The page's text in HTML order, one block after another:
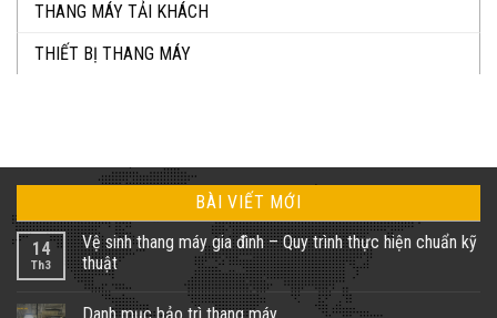
THANG MÁY TẢI KHÁCH
THIẾT BỊ THANG MÁY
BÀI VIẾT MỚI
14
Th3
Vệ sinh thang máy gia đình – Quy trình thực hiện chuẩn kỹ
thuật
Không